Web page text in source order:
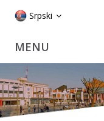
Srpski